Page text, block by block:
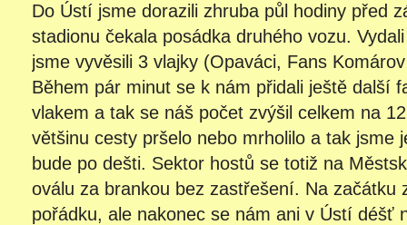
Do Ústí jsme dorazili zhruba půl hodiny před
stadionu čekala posádka druhého vozu.
jsme vyvěsili 3 vlajky (Opaváci, Fans
Během pár minut se k nám přidali ještě další
vlakem a tak se náš počet zvýšil celkem na
většinu cesty pršelo nebo mrholilo a tak jsme
bude po dešti. Sektor hostů se totiž na
oválu za brankou bez zastřešení. Na začátku
pořádku, ale nakonec se nám ani v Ústí déšť